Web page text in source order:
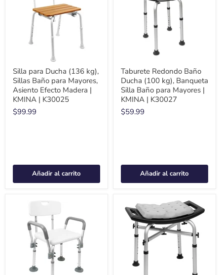
Silla para Ducha (136 kg),
Sillas Baño para Mayores,
Asiento Efecto Madera |
KMINA | K30025
$99.99
Añadir al carrito
Taburete Redondo Baño
Ducha (100 kg), Banqueta
Silla Baño para Mayores |
KMINA | K30027
$59.99
Añadir al carrito